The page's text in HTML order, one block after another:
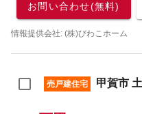
お問い合わせ(無料)
情報提供会社: (株)びわこホーム
売戸建住宅 甲賀市